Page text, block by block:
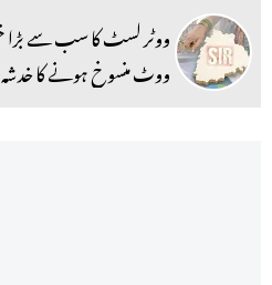
ووٹ منسوخ ہونے کا خدشہ